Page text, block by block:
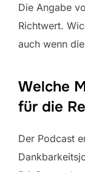
Die Angabe
Richtwert.
auch wenn
Welche
für die
Der Podcast